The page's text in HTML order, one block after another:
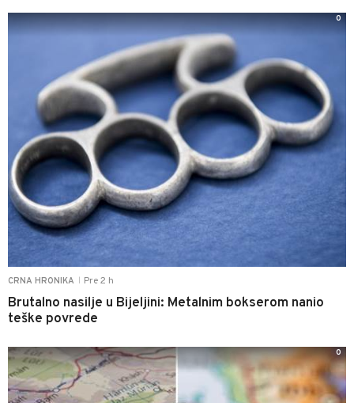
CRNA HRONIKA Pre 2 h
Brutalno nasilje u Bijeljini: Metalnim bokserom nanio
teške povrede
0
0